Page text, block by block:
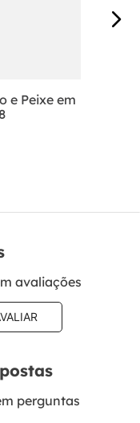
e Peixe em
avaliações
perguntas